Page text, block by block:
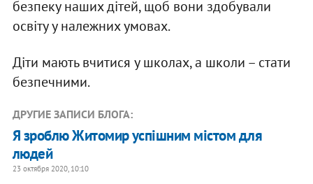
безпеку наших дітей, щоб вони здобували
освіту у належних умовах.
Діти мають вчитися у школах, а школи – стати
безпечними.
ДРУГИЕ ЗАПИСИ БЛОГА:
Я зроблю Житомир успішним містом для
людей
23 октября 2020, 10:10